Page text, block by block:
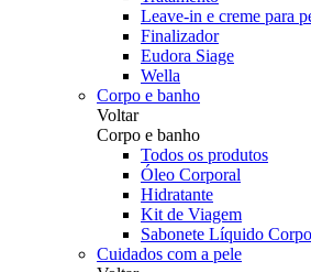
Leave-in e creme para
Finalizador
Eudora Siage
Wella
Corpo e banho
Voltar
Corpo e banho
Todos os produtos
Óleo Corporal
Hidratante
Kit de Viagem
Sabonete Líquido
Cuidados com a pele